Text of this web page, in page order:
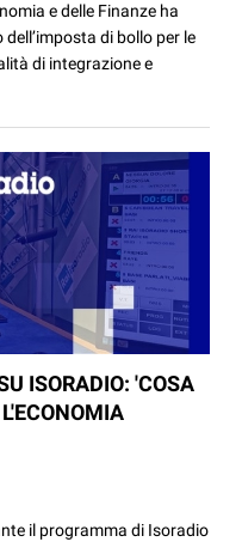
e delle Finanze ha
di bollo per le
di integrazione e
ISORADIO: 'COSA
il programma di Isoradio